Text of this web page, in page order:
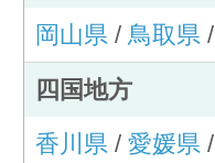
岡山県/ 鳥取県/
四国地方
香川県/ 愛媛県/